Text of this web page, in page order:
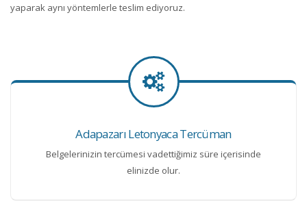
yaparak aynı yöntemlerle teslim ediyoruz.
Adapazarı Letonyaca Tercüman
Belgelerinizin tercümesi vadettiğimiz süre içerisinde
elinizde olur.